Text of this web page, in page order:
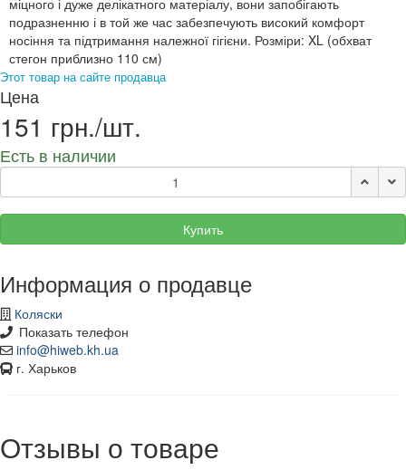
міцного і дуже делікатного матеріалу, вони запобігають
подразненню і в той же час забезпечують високий комфорт
носіння та підтримання належної гігієни. Розміри: XL (обхват
стегон приблизно 110 см)
Этот товар на сайте продавца
Цена
151 грн./шт.
Есть в наличии
Купить
Информация о продавце
Коляски
Показать телефон
info@hiweb.kh.ua
г. Харьков
Отзывы о товаре